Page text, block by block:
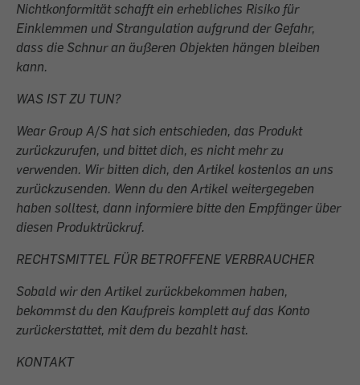
Nichtkonformität schafft ein erhebliches Risiko für
Einklemmen und Strangulation aufgrund der Gefahr,
dass die Schnur an äußeren Objekten hängen bleiben
kann.
WAS IST ZU TUN?
Wear Group A/S hat sich entschieden, das Produkt
zurückzurufen, und bittet dich, es nicht mehr zu
verwenden. Wir bitten dich, den Artikel kostenlos an uns
zurückzusenden. Wenn du den Artikel weitergegeben
haben solltest, dann informiere bitte den Empfänger über
diesen Produktrückruf.
RECHTSMITTEL FÜR BETROFFENE VERBRAUCHER
Sobald wir den Artikel zurückbekommen haben,
bekommst du den Kaufpreis komplett auf das Konto
zurückerstattet, mit dem du bezahlt hast.
KONTAKT